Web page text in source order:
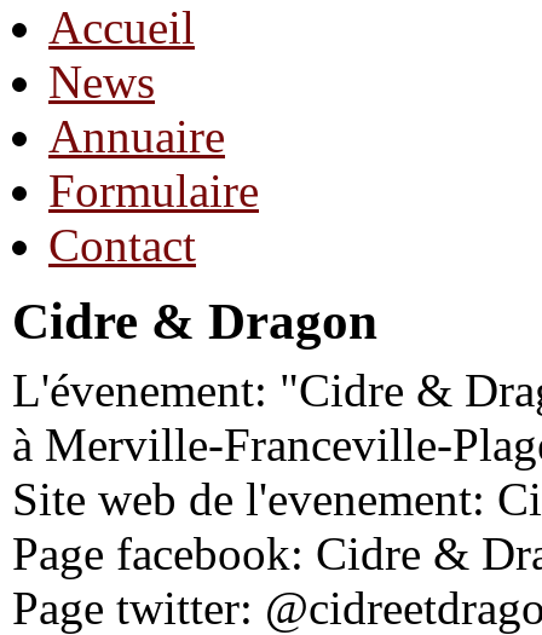
Accueil
News
Annuaire
Formulaire
Contact
Cidre & Dragon
L'évenement: "Cidre &
à Merville-Franceville-
Site web de l'evenement:
Page facebook: Cidre &
Page twitter: